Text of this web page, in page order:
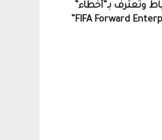
وتعترف بـ”أخطاء”